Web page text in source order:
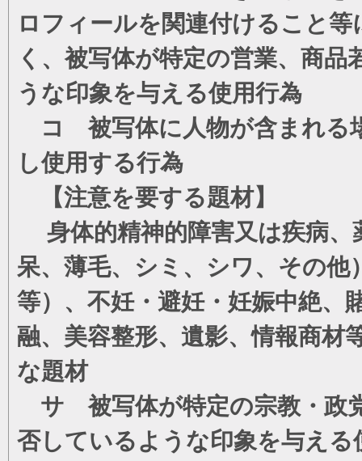
ロフィールを関連付けること
く、被写体が特定の営業、商
うな印象を与える使用行為
コ 被写体に人物が含まれる
し使用する行為
【注意を要する題材】
身体的精神的障害又は疾病、
呆、薄毛、シミ、シワ、その他
等）、不妊・避妊・妊娠中絶、
融、美容整形、遺影、情報商材
な題材
サ 被写体が特定の宗教・政
否しているような印象を与える